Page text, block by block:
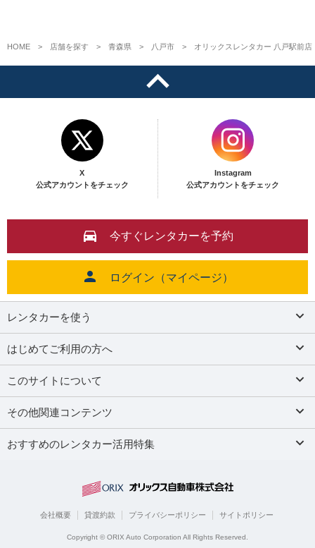
HOME 店舗を探す 青森県 八戸市 オリックスレンタカー 八戸駅前店
X
公式アカウントをチェック
Instagram
公式アカウントをチェック
今すぐレンタカーを予約
ログイン（マイページ）
レンタカーを使う
はじめてご利用の方へ
このサイトについて
その他関連コンテンツ
おすすめのレンタカー活用特集
会社概要 貸渡約款 プライバシーポリシー サイトポリシー
Copyright © ORIX Auto Corporation All Rights Reserved.